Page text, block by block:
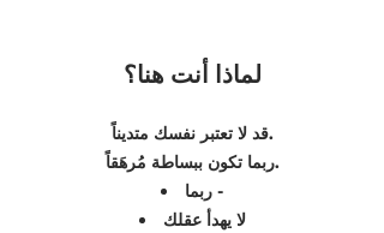
لماذا أنت هنا؟
قد لا تعتبر نفسك متديناً.
ربما تكون ببساطة مُرهَقاً.
ربما -
لا يهدأ عقلك